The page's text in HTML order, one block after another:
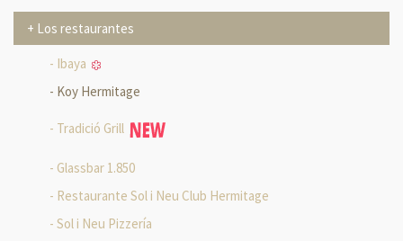
Los restaurantes
Ibaya
Koy Hermitage
Tradició Grill
Glassbar 1.850
Restaurante Sol i Neu Club Hermitage
Sol i Neu Pizzería